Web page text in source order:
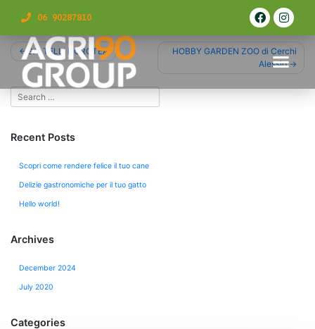
06 90287810
GALTELLI DOROTEA
HOBBY GARDEN ZOO di Cerchi
Alessio
Recent Posts
Scopri come rendere felice il tuo cane
Delizie gastronomiche per il tuo gatto
Hello world!
Archives
December 2024
July 2020
Categories